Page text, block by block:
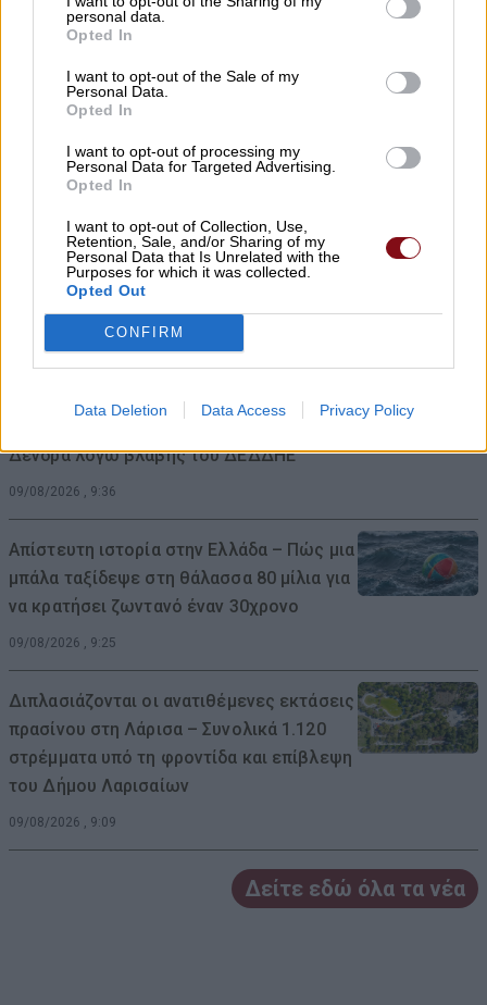
personal data.
Opted In
I want to opt-out of the Sale of my
Personal Data.
Opted In
I want to opt-out of processing my
Personal Data for Targeted Advertising.
Opted In
I want to opt-out of Collection, Use,
Retention, Sale, and/or Sharing of my
Personal Data that Is Unrelated with the
Purposes for which it was collected.
Opted Out
CONFIRM
Data Deletion Data Access Privacy Policy
09/08/2026 , 10:17
Τροχαίο με τραυματίες αστυνομικούς –
Εκσφενδονίστηκαν από τη μοτοσικλέτα
09/08/2026 , 10:14
Χρ. Κέλλας: Σημαντικοί πόροι για την
κτηνοτροφία και το 2026
09/08/2026 , 9:45
Νυχθημερόν ανοιχτά τα φώτα του
δημοτικού φωτισμού σε Τύρναβο,
Δένδρα λόγω βλάβης του ΔΕΔΔΗΕ
09/08/2026 , 9:36
Απίστευτη ιστορία στην Ελλάδα – Πώς μια
μπάλα ταξίδεψε στη θάλασσα 80 μίλια για
να κρατήσει ζωντανό έναν 30χρονο
09/08/2026 , 9:25
Διπλασιάζονται οι ανατιθέμενες εκτάσεις
πρασίνου στη Λάρισα – Συνολικά 1.120
στρέμματα υπό τη φροντίδα και επίβλεψη
του Δήμου Λαρισαίων
09/08/2026 , 9:09
Δείτε εδώ όλα τα νέα